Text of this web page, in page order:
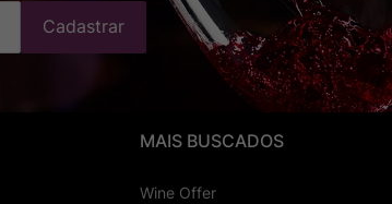
Cadastrar
MAIS BUSCADOS
Wine Offer